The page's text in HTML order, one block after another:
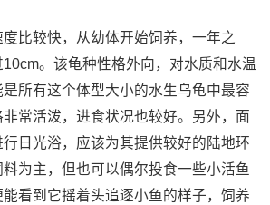
比较快，从幼体开始饲养，一年之
。该龟种性格外向，对水质和水温
所有这个体型大小的水生乌龟中最容
常活泼，进食状况也较好。另外，面
日光浴，应该为其提供较好的陆地环
为主，但也可以偶尔投食一些小活鱼
看到它摇着头追逐小鱼的样子，饲养